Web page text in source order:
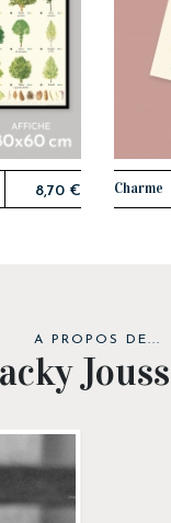
8,70 € Charme
A PROPOS DE...